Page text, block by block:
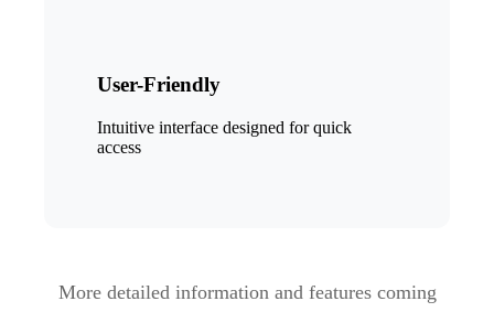
User-Friendly
Intuitive interface designed for quick
access
More detailed information and features coming